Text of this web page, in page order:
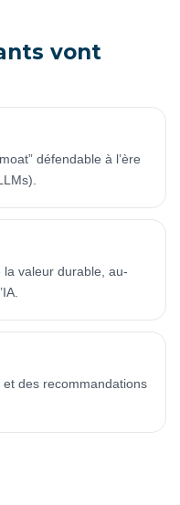
vont
défendable à l’ère
valeur durable, au-
et des recommandations